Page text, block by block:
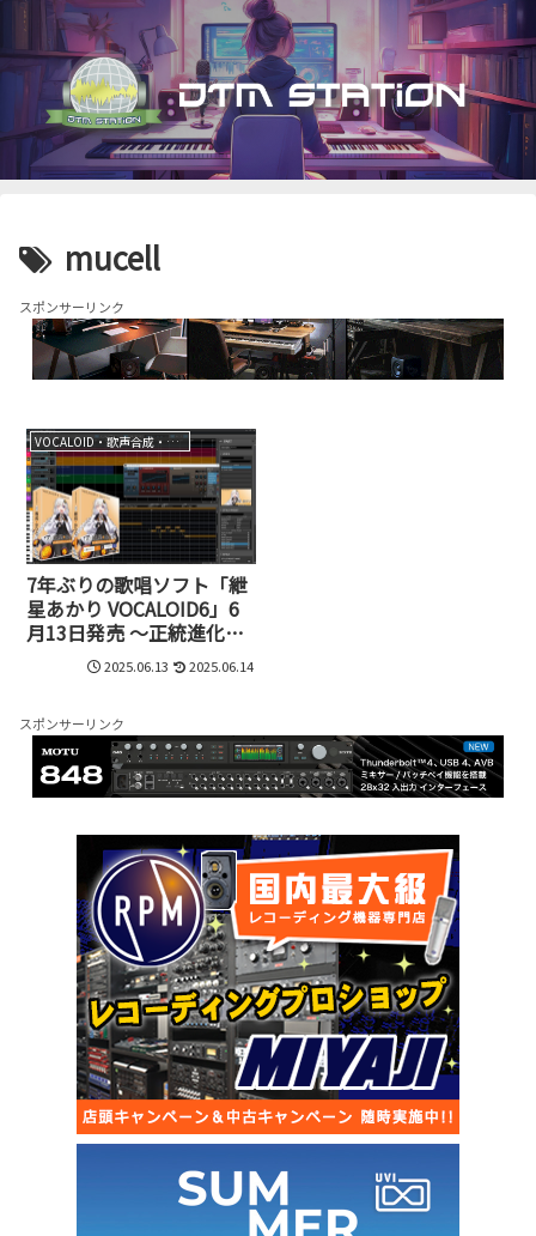
mucell
スポンサーリンク
VOCALOID・歌声合成・音声合成
7年ぶりの歌唱ソフト「紲
星あかり VOCALOID6」6
月13日発売 ～正統進化を
遂げた新たな歌声～
2025.06.13 2025.06.14
スポンサーリンク